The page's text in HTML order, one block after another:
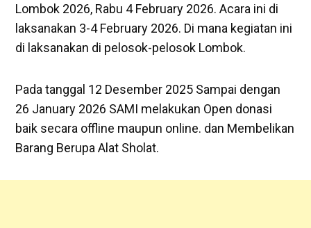
Lombok 2026, Rabu 4 February 2026. Acara ini di
laksanakan 3-4 February 2026. Di mana kegiatan ini
di laksanakan di pelosok-pelosok Lombok.
Pada tanggal 12 Desember 2025 Sampai dengan
26 January 2026 SAMI melakukan Open donasi
baik secara offline maupun online. dan Membelikan
Barang Berupa Alat Sholat.